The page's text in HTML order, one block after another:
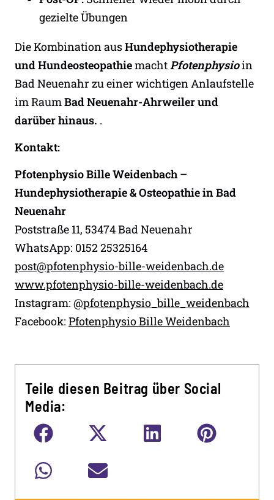
gezielte Übungen
Die Kombination ausHundephysiotherapie
und Hundeosteopathiemacht Pfotenphysioin
Bad Neuenahr zu einer wichtigen Anlaufstelle
im RaumBad Neuenahr-Ahrweiler und
darüber hinaus. .
Kontakt:
Pfotenphysio Bille Weidenbach –
Hundephysiotherapie & Osteopathie in Bad
Neuenahr
Poststraße 11, 53474 Bad Neuenahr
WhatsApp: 0152 25325164
post@pfotenphysio-bille-weidenbach.de
www.pfotenphysio-bille-weidenbach.de
Instagram: @pfotenphysio_bille_weidenbach
Facebook: Pfotenphysio Bille Weidenbach
Teile diesen Beitrag über Social
Media: